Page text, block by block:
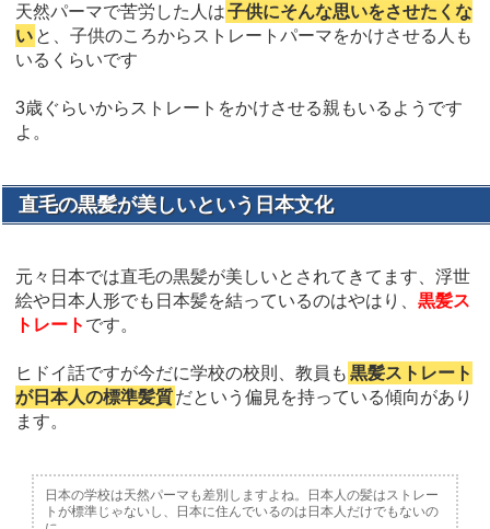
天然パーマで苦労した人は子供にそんな思いをさせたくな
い と、子供のころからストレートパーマをかけさせる人も
いるくらいです
3歳ぐらいからストレートをかけさせる親もいるようです
よ。
直毛の黒髪が美しいという日本文化
元々日本では直毛の黒髪が美しいとされてきてます、浮世
絵や日本人形でも日本髪を結っているのはやはり、 黒髪ス
トレート です。
ヒドイ話ですが今だに学校の校則、教員も 黒髪ストレート
が日本人の標準髪質だという偏見を持っている傾向があり
ます。
日本の学校は天然パーマも差別しますよね。日本人の髪はストレー
トが標準じゃないし、日本に住んでいるのは日本人だけでもないの